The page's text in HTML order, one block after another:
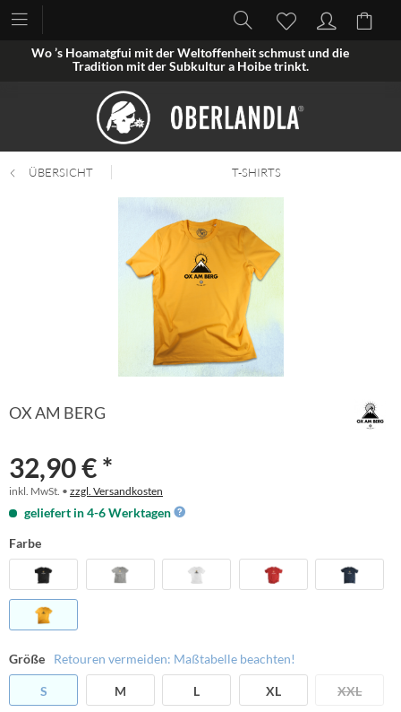
Wo ’s Hoamatgfui mit der Weltoffenheit schmust und die
Tradition mit der Subkultur a Hoibe trinkt.
ÜBERSICHT T-SHIRTS
OX AM BERG
32,90 € *
inkl. MwSt. • zzgl. Versandkosten
geliefert in 4-6 Werktagen
Farbe
Größe Retouren vermeiden: Maßtabelle beachten!
S M L XL XXL